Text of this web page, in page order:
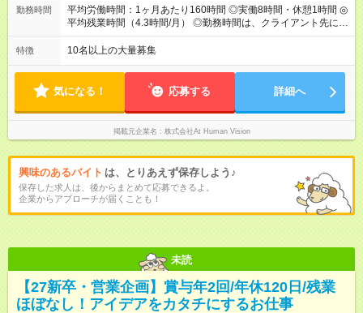
のため、若い内からでも頑張り次第で給与アップが叶います。
⼀般職（20～31万円）→リーダー（⽉給26～36万円） →係⻑
～58万円） 【試用期間】試用期間あり 試用期間の長さ：6ヶ月
※ 雇用形態と給与に、本採用時と異なる部分があります。 雇用
形態：本採用時と同じです。 給与：月給 224,000円 ～ 330,000
円 上記額にはみなし残業代を含みます。※超過分は全額支給い
たします。 みなし残業代 24,000円 ～ 34,000円／月 みなし残業
時間 15時間／月
勤務時間
平均労働時間：1ヶ月あたり160時間 ◎実働8時間・休憩1時間 ◎
平均残業時間（4.3時間/月） ◎勤務時間は、クライアント先に
より異なります。 ※＜シフト例＞ 10:00～19:00／11:00～
20:00 平均労働時間：1ヶ月あたり160時間 ◎実働8時間・休憩1
先に より異なります。 ※＜シフト例＞ 10:00～19:00／11:00
～20:00
特徴 10名以上の大量募集
気になる！ 応募する 詳細へ
掲載元企業名 株式会社At Human Vision
興味のあるバイト は、とりあえず保存しよう♪
保存した求人は、後からまとめて応募できるよ。
企業からアプローチが届くことも！
未読
【27新卒・営業企画】賞与年2回/年休120日/残業
ほぼなし！アイデアをカタチにするお仕事